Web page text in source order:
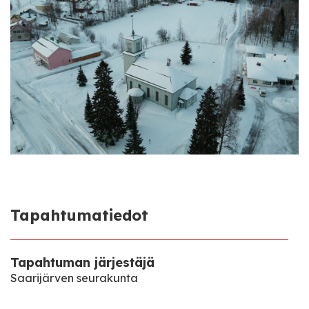
Tapahtumatiedot
Tapahtuman järjestäjä
Saarijärven seurakunta